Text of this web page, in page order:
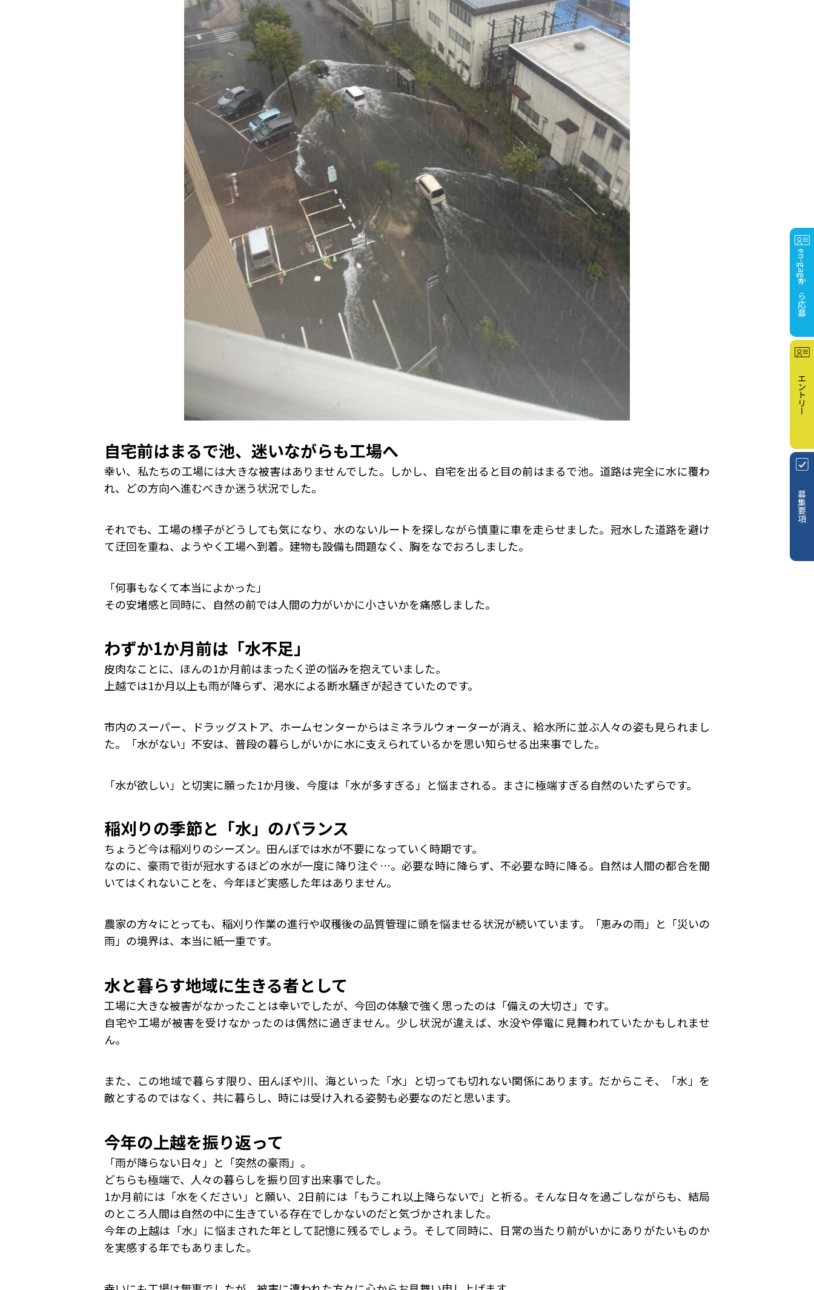
自宅前はまるで池、迷いながらも工場へ
幸い、私たちの工場には大きな被害はありませんでした。しかし、自宅を出ると目の前はまるで池。道路は完全に水に覆わ
れ、どの方向へ進むべきか迷う状況でした。
それでも、工場の様子がどうしても気になり、水のないルートを探しながら慎重に車を走らせました。冠水した道路を避け
て迂回を重ね、ようやく工場へ到着。建物も設備も問題なく、胸をなでおろしました。
「何事もなくて本当によかった」
その安堵感と同時に、自然の前では人間の力がいかに小さいかを痛感しました。
わずか1か月前は「水不足」
皮肉なことに、ほんの1か月前はまったく逆の悩みを抱えていました。
上越では1か月以上も雨が降らず、渇水による断水騒ぎが起きていたのです。
市内のスーパー、ドラッグストア、ホームセンターからはミネラルウォーターが消え、給水所に並ぶ人々の姿も見られまし
た。「水がない」不安は、普段の暮らしがいかに水に支えられているかを思い知らせる出来事でした。
「水が欲しい」と切実に願った1か月後、今度は「水が多すぎる」と悩まされる。まさに極端すぎる自然のいたずらです。
稲刈りの季節と「水」のバランス
ちょうど今は稲刈りのシーズン。田んぼでは水が不要になっていく時期です。
なのに、豪雨で街が冠水するほどの水が一度に降り注ぐ…。必要な時に降らず、不必要な時に降る。自然は人間の都合を聞
いてはくれないことを、今年ほど実感した年はありません。
農家の方々にとっても、稲刈り作業の進行や収穫後の品質管理に頭を悩ませる状況が続いています。「恵みの雨」と「災いの
雨」の境界は、本当に紙一重です。
水と暮らす地域に生きる者として
工場に大きな被害がなかったことは幸いでしたが、今回の体験で強く思ったのは「備えの大切さ」です。
自宅や工場が被害を受けなかったのは偶然に過ぎません。少し状況が違えば、水没や停電に見舞われていたかもしれませ
ん。
また、この地域で暮らす限り、田んぼや川、海といった「水」と切っても切れない関係にあります。だからこそ、「水」を
敵とするのではなく、共に暮らし、時には受け入れる姿勢も必要なのだと思います。
今年の上越を振り返って
「雨が降らない日々」と「突然の豪雨」。
どちらも極端で、人々の暮らしを振り回す出来事でした。
1か月前には「水をください」と願い、2日前には「もうこれ以上降らないで」と祈る。そんな日々を過ごしながらも、結局
のところ人間は自然の中に生きている存在でしかないのだと気づかされました。
今年の上越は「水」に悩まされた年として記憶に残るでしょう。そして同時に、日常の当たり前がいかにありがたいものか
を実感する年でもありました。
en-gageから応募
エントリー
募集要項